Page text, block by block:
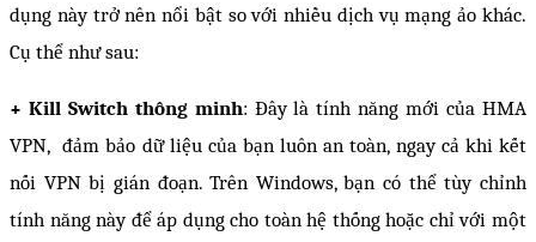
dụng này trở nên nổi bật so với nhiều dịch vụ mạng ảo khác.
Cụ thể như sau:
+ Kill Switch thông minh: Đây là tính năng mới của HMA
VPN,  đảm bảo dữ liệu của bạn luôn an toàn, ngay cả khi kết
nối VPN bị gián đoạn. Trên Windows, bạn có thể tùy chỉnh
tính năng này để áp dụng cho toàn hệ thống hoặc chỉ với một